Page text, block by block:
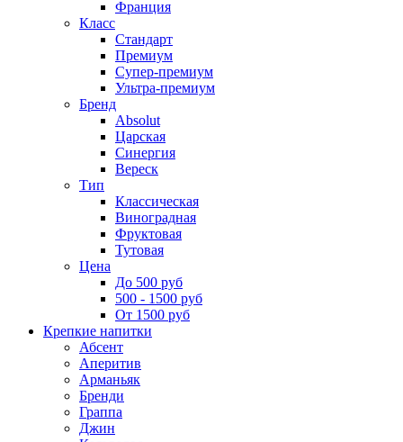
Франция
Класс
Стандарт
Премиум
Супер-премиум
Ультра-премиум
Бренд
Absolut
Царская
Синергия
Вереск
Тип
Классическая
Виноградная
Фруктовая
Тутовая
Цена
До 500 руб
500 - 1500 руб
От 1500 руб
Крепкие напитки
Абсент
Аперитив
Арманьяк
Бренди
Граппа
Джин